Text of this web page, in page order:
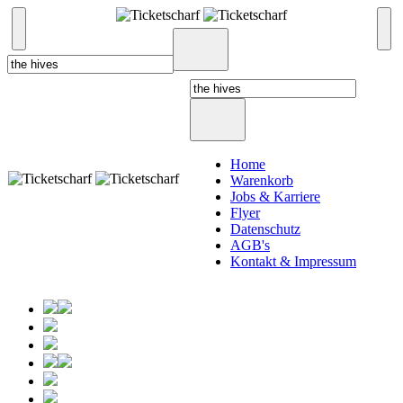
Home
Warenkorb
Jobs & Karriere
Flyer
Datenschutz
AGB's
Kontakt & Impressum